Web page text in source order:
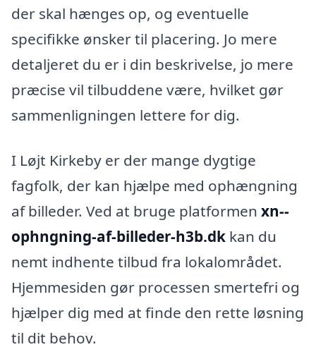
der skal hænges op, og eventuelle
specifikke ønsker til placering. Jo mere
detaljeret du er i din beskrivelse, jo mere
præcise vil tilbuddene være, hvilket gør
sammenligningen lettere for dig.
I Løjt Kirkeby er der mange dygtige
fagfolk, der kan hjælpe med ophængning
af billeder. Ved at bruge platformen xn--
ophngning-af-billeder-h3b.dk kan du
nemt indhente tilbud fra lokalområdet.
Hjemmesiden gør processen smertefri og
hjælper dig med at finde den rette løsning
til dit behov.